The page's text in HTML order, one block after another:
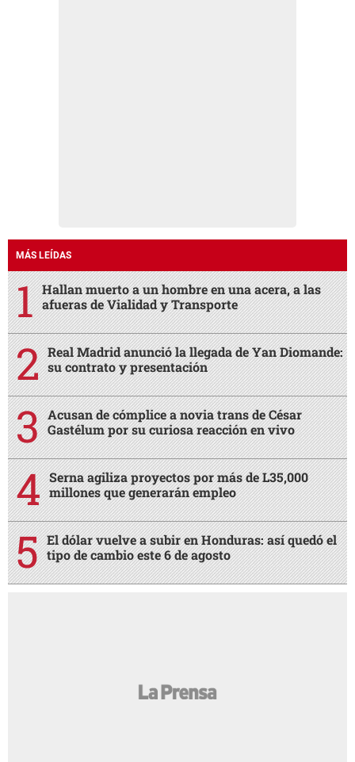
MÁS LEÍDAS
Hallan muerto a un hombre en una acera, a las
afueras de Vialidad y Transporte
Real Madrid anunció la llegada de Yan Diomande:
su contrato y presentación
Acusan de cómplice a novia trans de César
Gastélum por su curiosa reacción en vivo
Serna agiliza proyectos por más de L35,000
millones que generarán empleo
El dólar vuelve a subir en Honduras: así quedó el
tipo de cambio este 6 de agosto